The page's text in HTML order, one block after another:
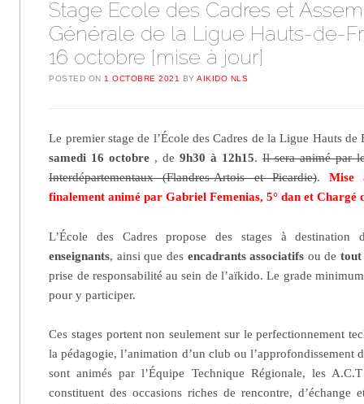
Stage École des Cadres et
Générale de la Ligue Hauts-de-
16 octobre [mise à jour]
POSTED ON1 OCTOBRE 2021 BYAIKIDO NLS
Le premier stage de l’École des Cadres de la Ligue Hauts de
samedi 16 octobre , de9h30 à 12h15.Il sera animé par
Interdépartementaux (Flandres-Artois et Picardie).Mise
finalement animé par Gabriel Femenias, 5° dan et Chargé
L’École des Cadres propose des stages à destination
enseignants, ainsi que des encadrants associatifs ou de tout
prise de responsabilité au sein de l’aïkido. Le grade
pour y participer.
Ces stages portent non seulement sur le perfectionnement
la pédagogie, l’animation d’un club ou l’approfondissement
sont animés par l’Équipe Technique Régionale, les
constituent des occasions riches de rencontre, d’échange